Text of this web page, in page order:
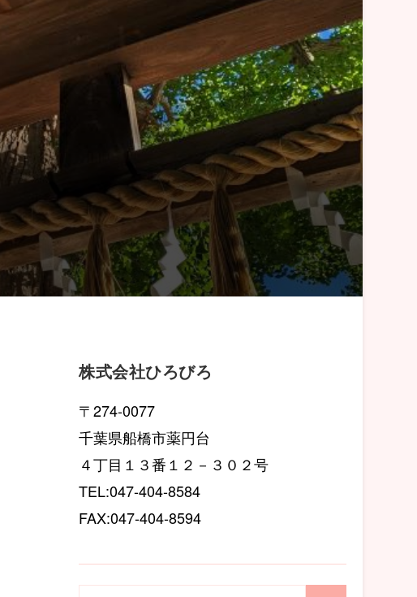
株式会社ひろびろ
〒274-0077
千葉県船橋市薬円台
４丁目１３番１２－３０２号
TEL:047-404-8584
FAX:047-404-8594